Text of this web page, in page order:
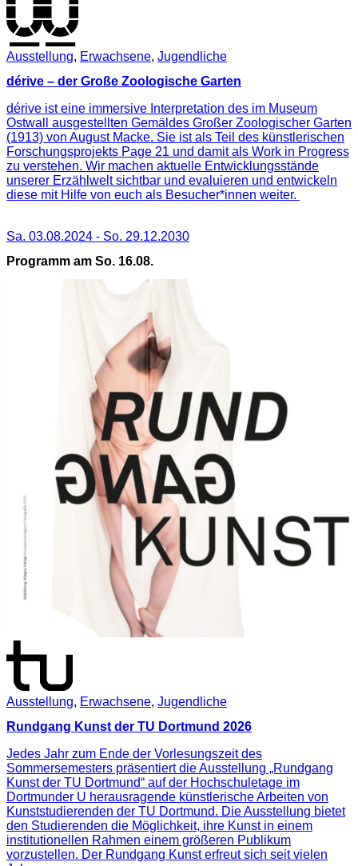
Ausstellung, Erwachsene, Jugendliche
dérive – der Große Zoologische Garten
dérive ist eine immersive Interpretation des im Museum
Ostwall ausgestellten Gemäldes Großer Zoologischer Garten
(1913) von August Macke. Sie ist als Teil des künstlerischen
Forschungsprojekts Page 21 und damit als Work in Progress
zu verstehen. Wir machen aktuelle Entwicklungsstände
unserer Erzählwelt sichtbar und evaluieren und entwickeln
diese mit Hilfe von euch als Besucher*innen weiter.
Sa. 03.08.2024 - So. 29.12.2030
Programm am So. 16.08.
Ausstellung, Erwachsene, Jugendliche
Rundgang Kunst der TU Dortmund 2026
Jedes Jahr zum Ende der Vorlesungszeit des
Sommersemesters präsentiert die Ausstellung „Rundgang
Kunst der TU Dortmund“ auf der Hochschuletage im
Dortmunder U herausragende künstlerische Arbeiten von
Kunststudierenden der TU Dortmund. Die Ausstellung bietet
den Studierenden die Möglichkeit, ihre Kunst in einem
institutionellen Rahmen einem größeren Publikum
vorzustellen. Der Rundgang Kunst erfreut sich seit vielen